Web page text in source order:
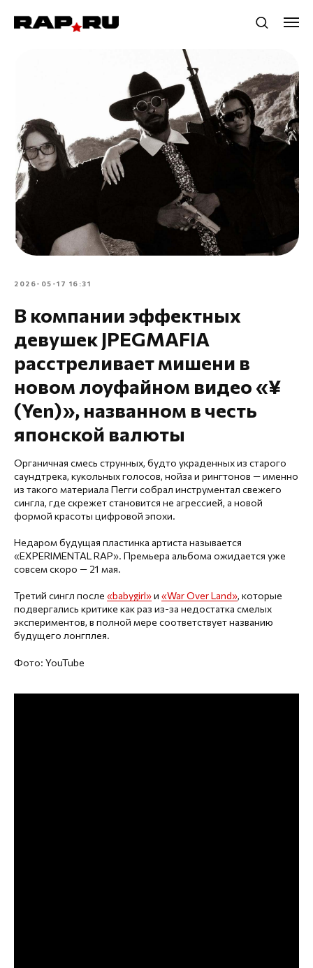
2026-05-17 16:31
В компании эффектных
девушек JPEGMAFIA
расстреливает мишени в
новом лоуфайном видео «¥
(Yen)», названном в честь
японской валюты
Органичная смесь струнных, будто украденных из старого
саундтрека, кукольных голосов, нойза и рингтонов — именно
из такого материала Пегги собрал инструментал свежего
сингла, где скрежет становится не агрессией, а новой
формой красоты цифровой эпохи.
Недаром будущая пластинка артиста называется
«EXPERIMENTAL RAP». Премьера альбома ожидается уже
совсем скоро — 21 мая.
Третий сингл после «babygirl»и «War Over Land», которые
подвергались критике как раз из-за недостатка смелых
экспериментов, в полной мере соответствует названию
будущего лонгплея.
Фото: YouTube